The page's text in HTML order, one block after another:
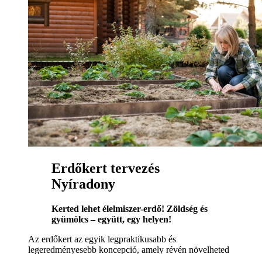
Erdőkert tervezés
Nyíradony
Kerted lehet élelmiszer-erdő! Zöldség és
gyümölcs – együtt, egy helyen!
Az erdőkert az egyik legpraktikusabb és
legeredményesebb koncepció, amely révén növelheted